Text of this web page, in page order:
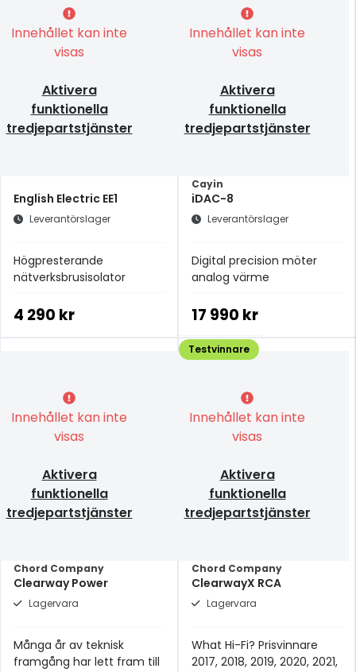
Innehållet kan inte
visas
Aktivera
funktionella
tredjepartstjänster
English Electric EE1
Leverantörslager
Högpresterande
nätverksbrusisolator
4 290 kr
Innehållet kan inte
visas
Aktivera
funktionella
tredjepartstjänster
Cayin
iDAC-8
Leverantörslager
Digital precision möter
analog värme
17 990 kr
Innehållet kan inte
visas
Aktivera
funktionella
tredjepartstjänster
Chord Company
Clearway Power
Lagervara
Många år av teknisk
framgång har lett fram till
Innehållet kan inte
visas
Aktivera
funktionella
tredjepartstjänster
Chord Company
ClearwayX RCA
Lagervara
What Hi-Fi? Prisvinnare
2017, 2018, 2019, 2020, 2021,
Testvinnare